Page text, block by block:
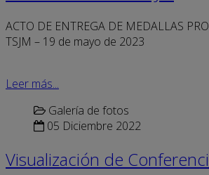
ACTO DE ENTREGA DE MEDALLAS
TSJM – 19 de mayo de 2023
Leer más...
Galería de fotos
05 Diciembre 2022
Visualización de